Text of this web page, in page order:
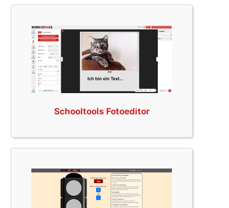
Schooltools Fotoeditor